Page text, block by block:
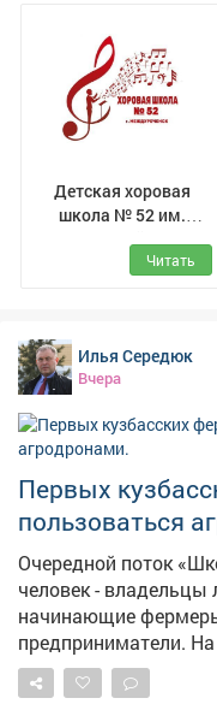
Детская хоровая
школа № 52 им.
Междуреченск
Читать
Илья Середюк
Вчера
Первых
пользоваться
Очередной поток
человек -
начинающие
предприниматели. На практических занятиях они
выезжали в поля,
настраивали